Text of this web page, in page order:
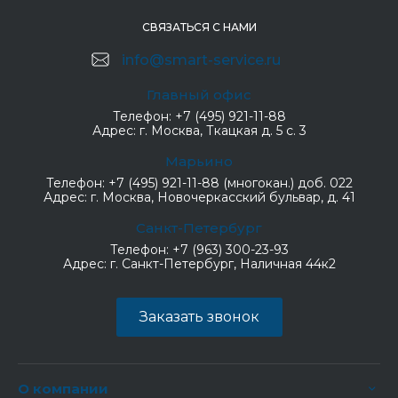
СВЯЗАТЬСЯ С НАМИ
info@smart-service.ru
Главный офис
Телефон: +7 (495) 921-11-88
Адрес: г. Москва, Ткацкая д. 5 с. 3
Марьино
Телефон: +7 (495) 921-11-88 (многокан.) доб. 022
Адрес: г. Москва, Новочеркасский бульвар, д. 41
Санкт-Петербург
Телефон: +7 (963) 300-23-93
Адрес: г. Санкт-Петербург, Наличная 44к2
Заказать звонок
О компании